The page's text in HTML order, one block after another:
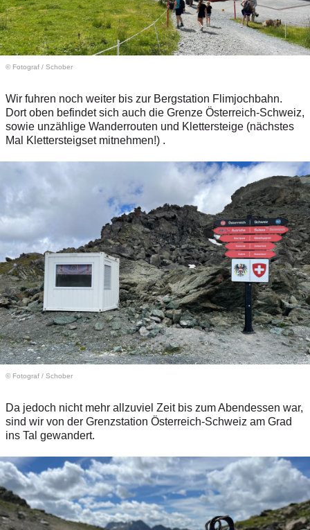
© Fotograf / Schober
Wir fuhren noch weiter bis zur Bergstation Flimjochbahn.
Dort oben befindet sich auch die Grenze Österreich-Schweiz,
sowie unzählige Wanderrouten und Klettersteige (nächstes
Mal Klettersteigset mitnehmen!) .
© Fotograf / Schober
Da jedoch nicht mehr allzuviel Zeit bis zum Abendessen war,
sind wir von der Grenzstation Österreich-Schweiz am Grad
ins Tal gewandert.